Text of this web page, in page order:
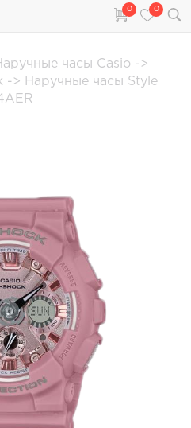
0 0
часы Casio ->
-> Наручные часы Style